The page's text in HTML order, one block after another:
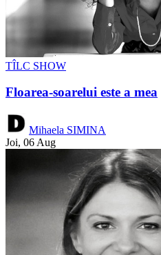
TÎLC SHOW
Floarea-soarelui este a mea
Mihaela SIMINA
Joi, 06 Aug